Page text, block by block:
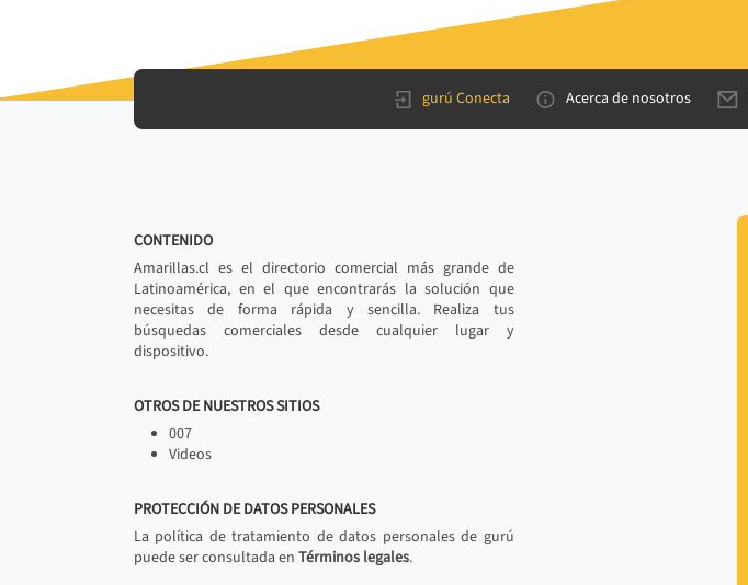
gurú Conecta Acerca de nosotros
CONTENIDO
Amarillas.cl es el directorio comercial más grande de
Latinoamérica, en el que encontrarás la solución que
necesitas de forma rápida y sencilla. Realiza tus
búsquedas comerciales desde cualquier lugar y
dispositivo.
OTROS DE NUESTROS SITIOS
007
Videos
PROTECCIÓN DE DATOS PERSONALES
La política de tratamiento de datos personales de gurú
puede ser consultada en Términos legales.